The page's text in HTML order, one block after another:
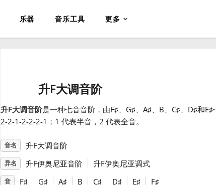
乐器 音乐工具 更多
升F大调音阶
升F大调音阶是一种七音音阶，由F♯、G♯、A♯、B、C♯、D♯和E♯
2-2-1-2-2-2-1；1 代表半音，2 代表全音。
音名 升F大调音阶
异名 升F伊奥尼亚音阶 升F伊奥尼亚调式
音 F♯ G♯ A♯ B C♯ D♯ E♯ F♯